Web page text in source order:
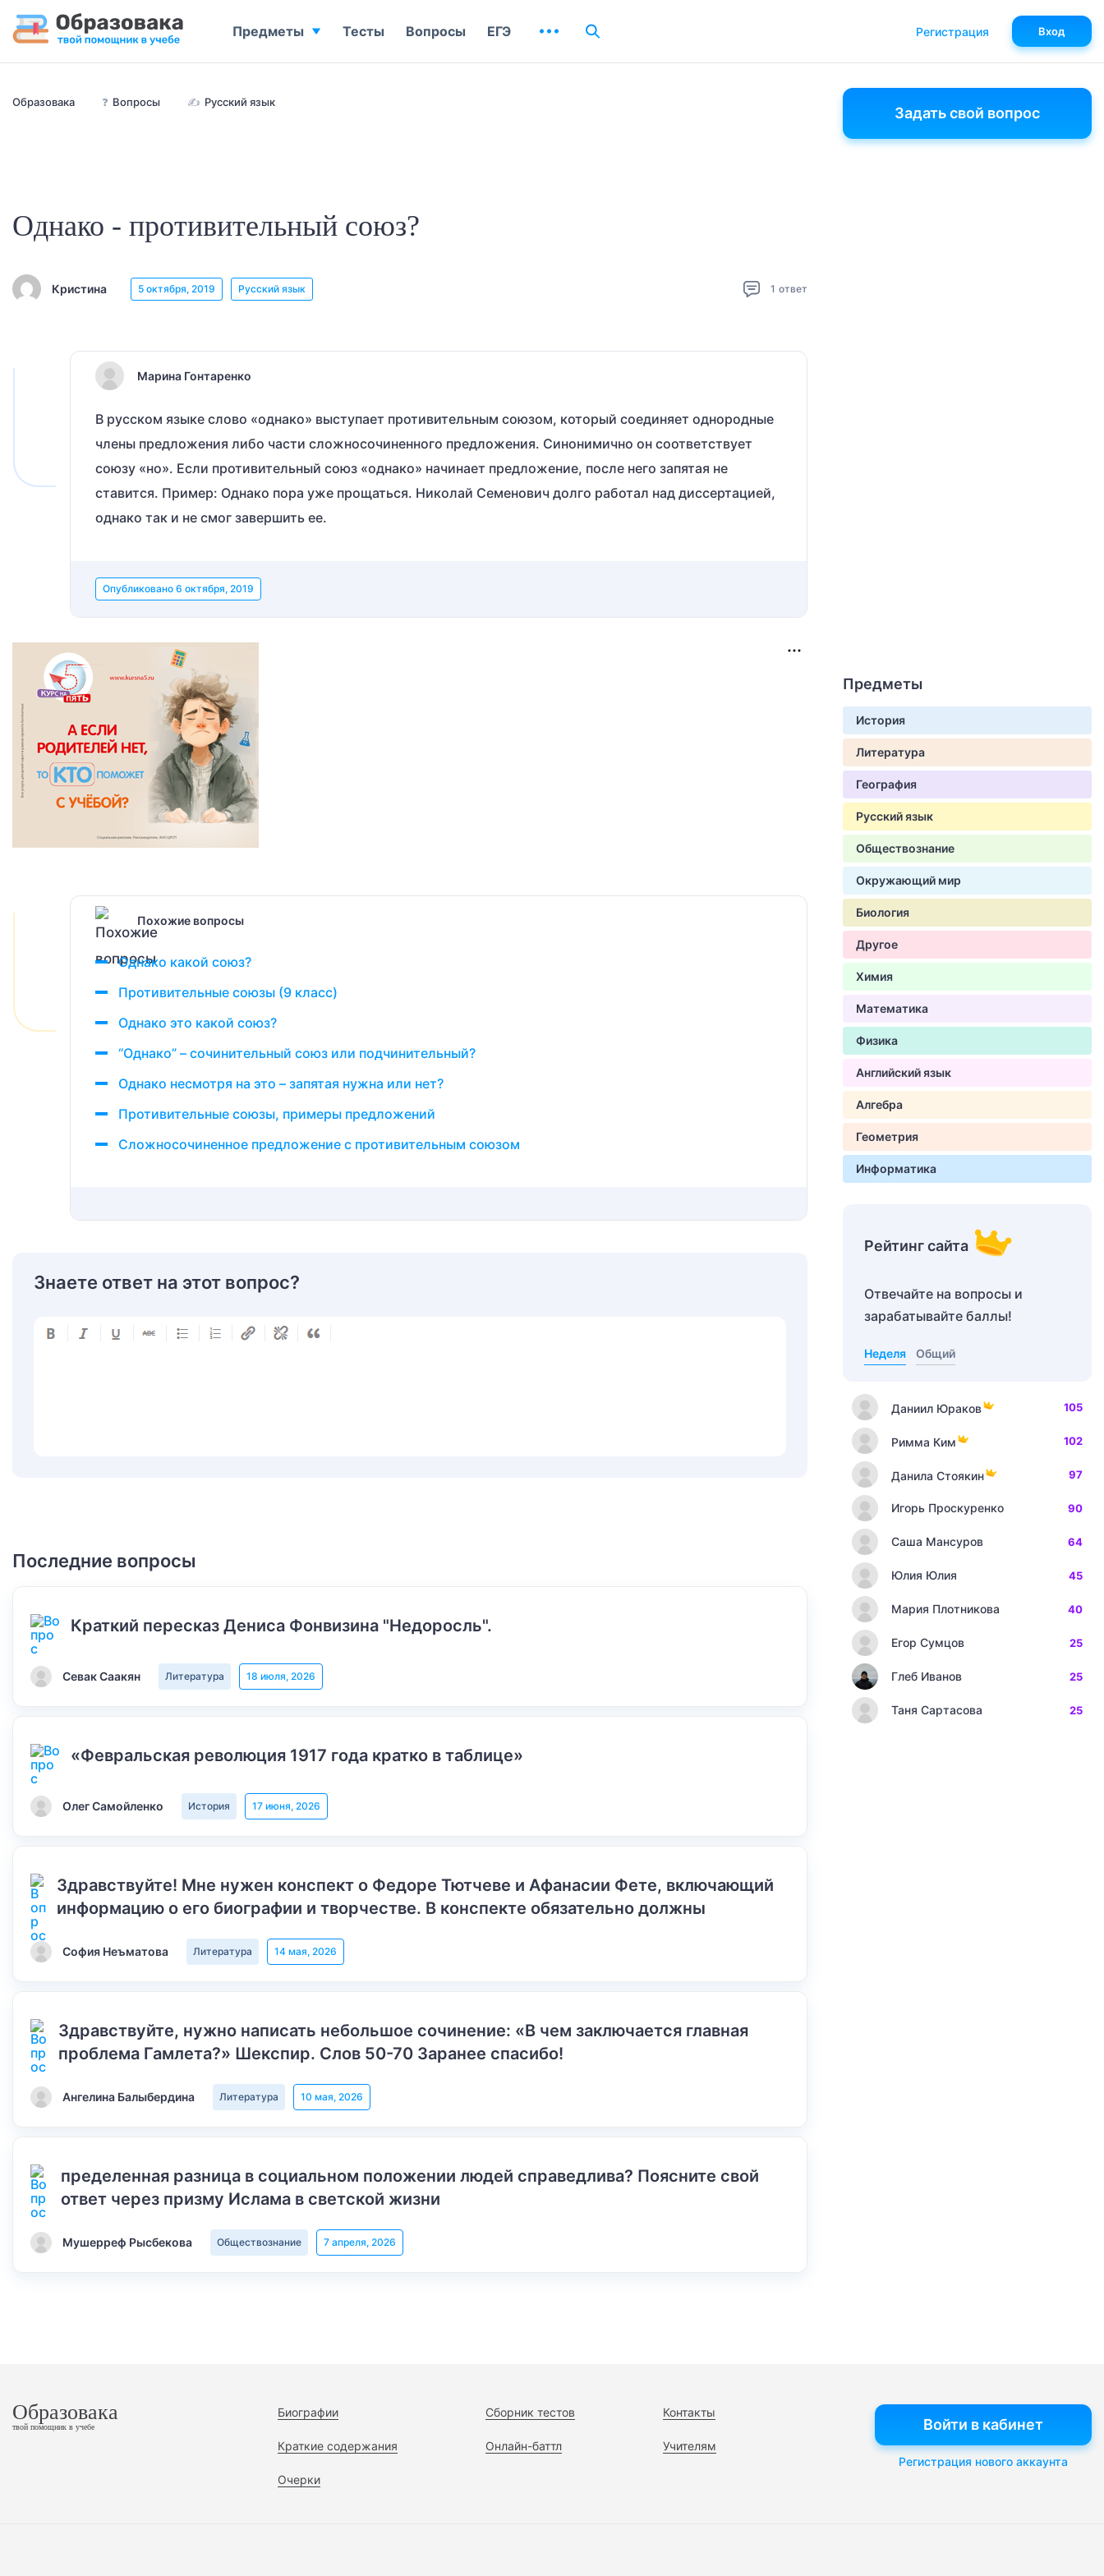
Образовака ❓ Вопросы ✍ Русский язык
Однако - противительный союз?
Кристина 5 октября, 2019 Русский язык 1 ответ
Марина Гонтаренко
В русском языке слово «однако» выступает противительным союзом, который соединяет однородные
члены предложения либо части сложносочиненного предложения. Синонимично он соответствует
союзу «но». Если противительный союз «однако» начинает предложение, после него запятая не
ставится. Пример: Однако пора уже прощаться. Николай Семенович долго работал над диссертацией,
однако так и не смог завершить ее.
Опубликовано 6 октября, 2019
Похожие вопросы
Однако какой союз?
Противительные союзы (9 класс)
Однако это какой союз?
“Однако” – сочинительный союз или подчинительный?
Однако несмотря на это – запятая нужна или нет?
Противительные союзы, примеры предложений
Сложносочиненное предложение с противительным союзом
Знаете ответ на этот вопрос?
Последние вопросы
Краткий пересказ Дениса Фонвизина "Недоросль".
Севак Саакян Литература 18 июля, 2026
«Февральская революция 1917 года кратко в таблице»
Олег Самойленко История 17 июня, 2026
Здравствуйте! Мне нужен конспект о Федоре Тютчеве и Афанасии Фете, включающий
информацию о его биографии и творчестве. В конспекте обязательно должны
София Неъматова Литература 14 мая, 2026
Здравствуйте, нужно написать небольшое сочинение: «В чем заключается главная
проблема Гамлета?» Шекспир. Слов 50-70 Заранее спасибо!
Ангелина Балыбердина Литература 10 мая, 2026
пределенная разница в социальном положении людей справедлива? Поясните свой
ответ через призму Ислама в светской жизни
Мушерреф Рысбекова Обществознание 7 апреля, 2026
Задать свой вопрос
Предметы
История
Литература
География
Русский язык
Обществознание
Окружающий мир
Биология
Другое
Химия
Математика
Физика
Английский язык
Алгебра
Геометрия
Информатика
Рейтинг сайта
Отвечайте на вопросы и
зарабатывайте баллы!
Неделя Общий
Даниил Юраков 105
Римма Ким 102
Данила Стоякин 97
Игорь Проскуренко 90
Саша Мансуров 64
Юлия Юлия 45
Мария Плотникова 40
Егор Сумцов 25
Глеб Иванов 25
Таня Сартасова 25
Предметы Тесты Вопросы ЕГЭ Регистрация Вход
Образовака
твой помощник в учебе
Биографии
Краткие содержания
Очерки
Сборник тестов
Онлайн-баттл
Контакты
Учителям
Войти в кабинет
Регистрация нового аккаунта